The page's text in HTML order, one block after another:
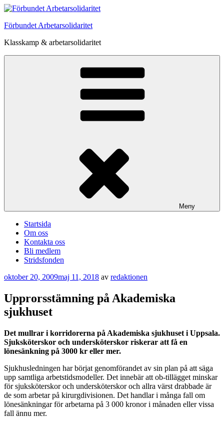
Hoppa
innehåll
Förbundet Arbetarsolidaritet
Klasskamp & arbetarsolidaritet
Meny
Startsida
Om oss
Kontakta oss
Bli medlem
Stridsfonden
Publicerat
oktober 20, 2009maj 11, 2018 av redaktionen
Upprorsstämning på Akademiska
sjukhuset
Det mullrar i korridorerna på Akademiska sjukhuset i Uppsala.
Sjuksköterskor och undersköterskor riskerar att få en
lönesänkning på 3000 kr eller mer.
Sjukhusledningen har börjat genomförandet av sin plan på att säga
upp samtliga arbetstidsmodeller. Det innebär att ob-tillägget minskar
för sjuksköterskor och undersköterskor och allra värst drabbade är
de som arbetar på kirurgdivisionen. Det handlar i många fall om
lönesänkningar för arbetarna på 3 000 kronor i månaden eller vissa
fall ännu mer.